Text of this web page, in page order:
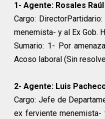
1- Agente: Rosales Raúl
Cargo:
menemista- y al Ex Gob.
Sumario: 1- Por
Acoso laboral (Sin
2- Agente: Luis
Cargo: Jefe de
ex ferviente menemista-